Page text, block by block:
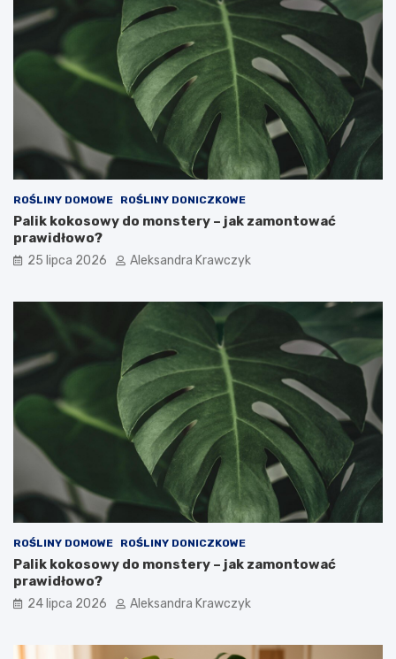
ROŚLINY DOMOWE ROŚLINY DONICZKOWE
Palik kokosowy do monstery – jak zamontować
prawidłowo?
25 lipca 2026 Aleksandra Krawczyk
ROŚLINY DOMOWE ROŚLINY DONICZKOWE
Palik kokosowy do monstery – jak zamontować
prawidłowo?
24 lipca 2026 Aleksandra Krawczyk